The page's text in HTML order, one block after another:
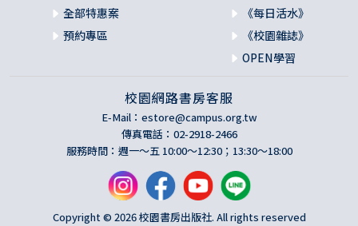
全部特惠案
預約專區
《每日活水》
《校園雜誌》
OPEN學習
校園網路書房客服
E-Mail： estore@campus.org.tw
傳真電話：02-2918-2466
服務時間：週一～五 10:00～12:30；13:30～18:00
Copyright © 2026 校園書房出版社. All rights reserved